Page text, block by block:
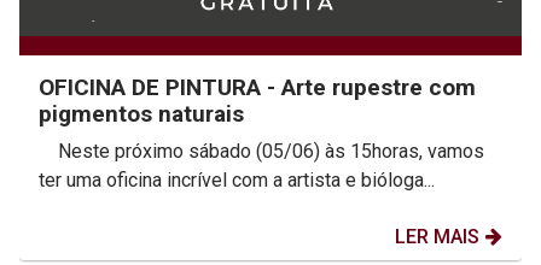
OFICINA DE PINTURA - Arte rupestre com
pigmentos naturais
ter uma oficina incrível com a artista e bióloga...
LER MAIS